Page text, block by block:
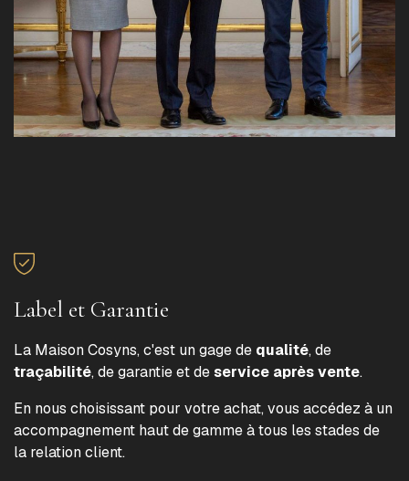
Label et Garantie
La Maison Cosyns, c'est un gage de qualité, de
traçabilité, de garantie et deservice après vente.
En nous choisissant pour votre achat, vous accédez à un
accompagnement haut de gamme à tous les stades de
la relation client.